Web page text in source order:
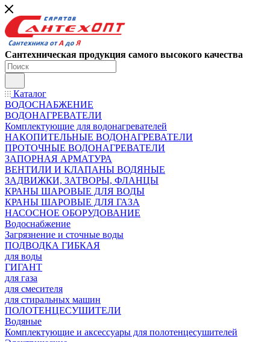
Сантехническая продукция самого высокого качества
Каталог
ВОДОСНАБЖЕНИЕ
ВОДОНАГРЕВАТЕЛИ
Комплектующие для водонагревателей
НАКОПИТЕЛЬНЫЕ ВОДОНАГРЕВАТЕЛИ
ПРОТОЧНЫЕ ВОДОНАГРЕВАТЕЛИ
ЗАПОРНАЯ АРМАТУРА
ВЕНТИЛИ И КЛАПАНЫ ВОДЯНЫЕ
ЗАДВИЖКИ, ЗАТВОРЫ, ФЛАНЦЫ
КРАНЫ ШАРОВЫЕ ДЛЯ ВОДЫ
КРАНЫ ШАРОВЫЕ ДЛЯ ГАЗА
НАСОСНОЕ ОБОРУДОВАНИЕ
Водоснабжение
Загрязнение и сточные воды
ПОДВОДКА ГИБКАЯ
для воды
ГИГАНТ
для газа
для смесителя
для стиральных машин
ПОЛОТЕНЦЕСУШИТЕЛИ
Водяные
Комплектующие и аксессуары для полотенцесушителей